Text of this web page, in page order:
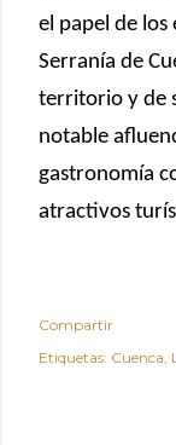
el papel de los
Serranía de
territorio y de
notable
gastronomía
atractivos
Compartir
Etiquetas: Cuenca